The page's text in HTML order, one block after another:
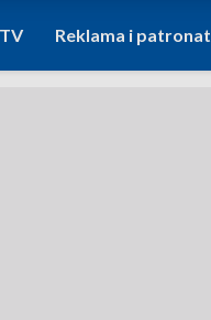
Reklama i patronat